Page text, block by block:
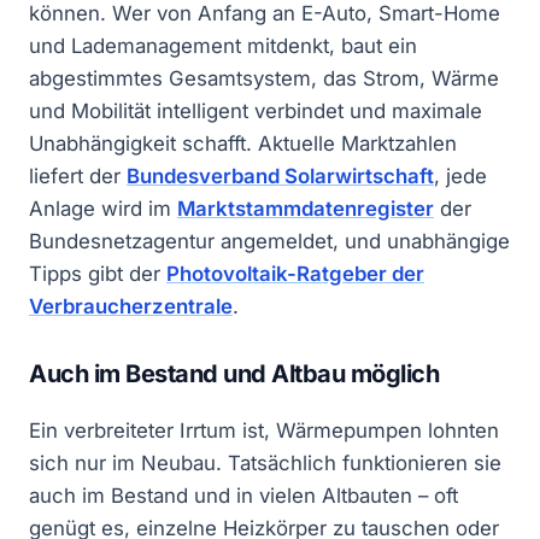
können. Wer von Anfang an E-Auto, Smart-Home
und Lademanagement mitdenkt, baut ein
abgestimmtes Gesamtsystem, das Strom, Wärme
und Mobilität intelligent verbindet und maximale
Unabhängigkeit schafft. Aktuelle Marktzahlen
liefert der Bundesverband Solarwirtschaft, jede
Anlage wird im Marktstammdatenregister der
Bundesnetzagentur angemeldet, und unabhängige
Tipps gibt der Photovoltaik-Ratgeber der
Verbraucherzentrale.
Auch im Bestand und Altbau möglich
Ein verbreiteter Irrtum ist, Wärmepumpen lohnten
sich nur im Neubau. Tatsächlich funktionieren sie
auch im Bestand und in vielen Altbauten – oft
genügt es, einzelne Heizkörper zu tauschen oder